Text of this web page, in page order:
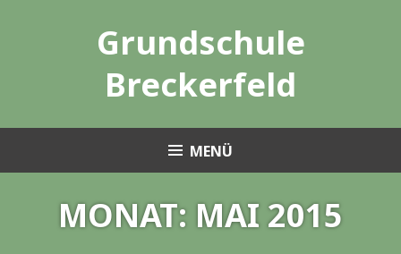
Grundschule
Breckerfeld
MENÜ
MONAT: MAI 2015